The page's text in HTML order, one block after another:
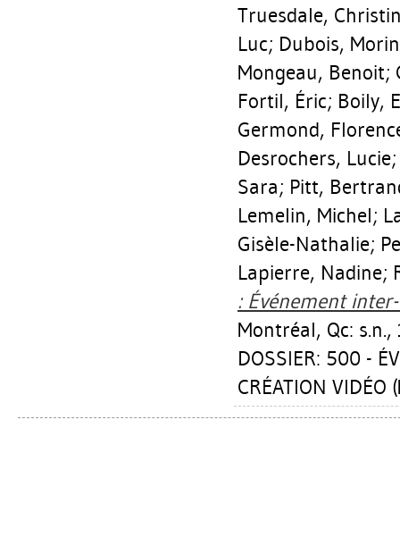
Truesdale,
Luc; Dubois, Morin
Mongeau, Benoit;
Fortil, Éric; Boily,
Germond,
Desrochers, Lucie
Sara; Pitt,
Lemelin, Michel;
Gisèle-Nathalie;
Lapierre, Nadine;
: Événement
Montréal, Qc: s.n.,
DOSSIER: 500 -
CRÉATION